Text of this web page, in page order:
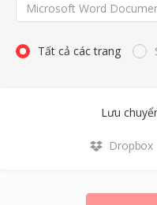
Microsoft Word
Tất cả các trang
Lưu
Dropbox